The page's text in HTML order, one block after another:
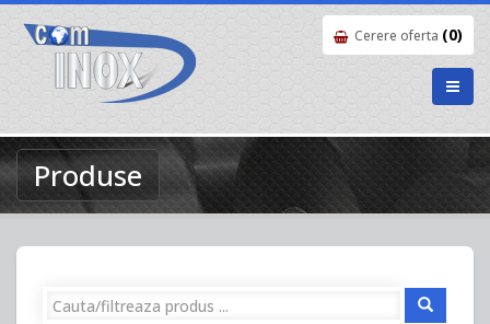
Cerere oferta (0)
Produse